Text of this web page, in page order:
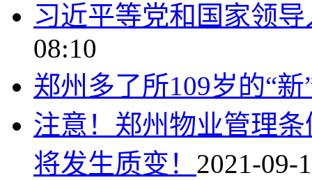
习近平等党和国家领
08:10
郑州多了所109岁的“新
注意！郑州物业管理
将发生质变！ 2021-09-